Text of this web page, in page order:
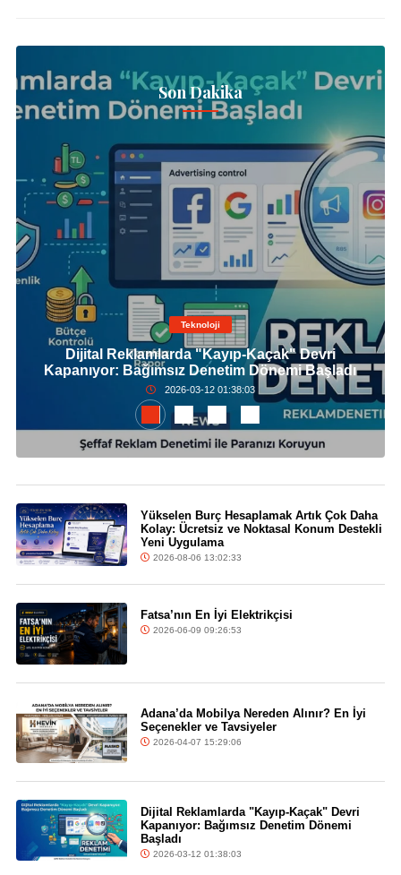
Son Dakika
Teknoloji
Dijital Reklamlarda "Kayıp-Kaçak" Devri
Kapanıyor: Bağımsız Denetim Dönemi Başladı
2026-03-12 01:38:03
Yükselen Burç Hesaplamak Artık Çok Daha
Kolay: Ücretsiz ve Noktasal Konum Destekli
Yeni Uygulama
2026-08-06 13:02:33
Fatsa’nın En İyi Elektrikçisi
2026-06-09 09:26:53
Adana’da Mobilya Nereden Alınır? En İyi
Seçenekler ve Tavsiyeler
2026-04-07 15:29:06
Dijital Reklamlarda "Kayıp-Kaçak" Devri
Kapanıyor: Bağımsız Denetim Dönemi
Başladı
2026-03-12 01:38:03